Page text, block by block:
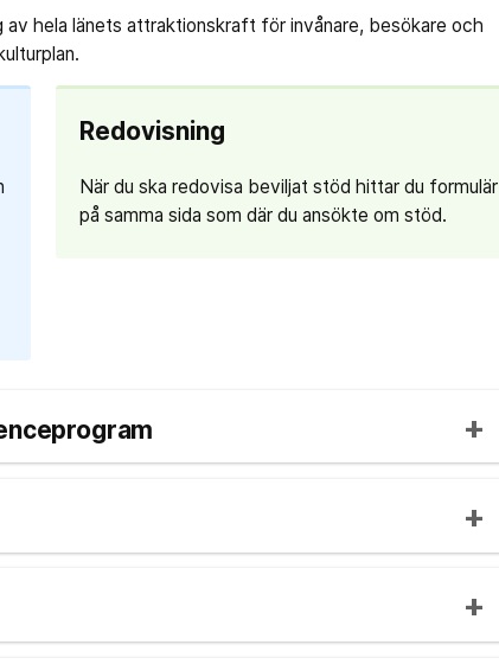
hela länets attraktionskraft för invånare, besökare och
Redovisning
När du ska redovisa beviljat stöd hittar du formulär
på samma sida som där du ansökte om stöd.